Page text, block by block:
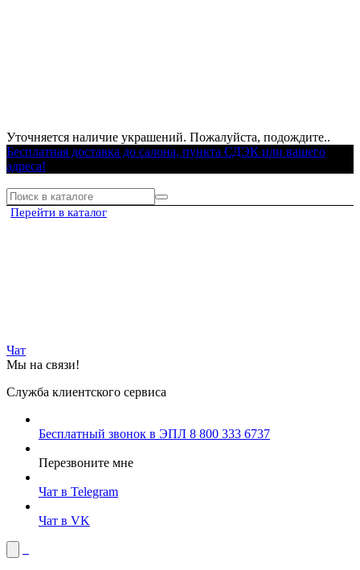
Уточняется наличие украшений. Пожалуйста, подождите..
Бесплатная доставка до салона, пункта СДЭК или вашего
адреса!
Перейти в каталог
Чат
Мы на связи!
Служба клиентского сервиса
Бесплатный звонок в ЭПЛ 8 800 333 6737
Перезвоните мне
Чат в Telegram
Чат в VK